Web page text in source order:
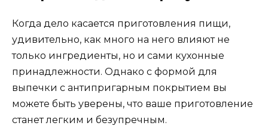
Когда дело касается приготовления пищи,
удивительно, как много на него влияют не
только ингредиенты, но и сами кухонные
принадлежности. Однако с формой для
выпечки с антипригарным покрытием вы
можете быть уверены, что ваше приготовление
станет легким и безупречным.